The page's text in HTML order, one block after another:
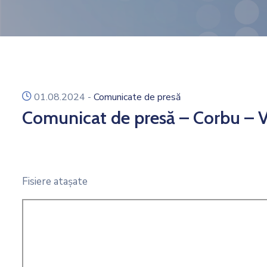
icon
01.08.2024 - Comunicate de presă
Comunicat de presă – Corbu –
Fisiere ataşate